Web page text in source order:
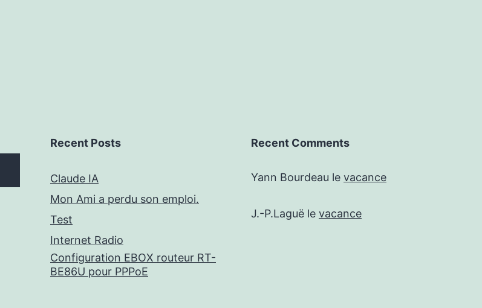
Recent Posts
Claude IA
Mon Ami a perdu son emploi.
Test
Internet Radio
Configuration EBOX routeur RT-
BE86U pour PPPoE
Recent Comments
Yann Bourdeau le vacance
J.-P.Laguë le vacance